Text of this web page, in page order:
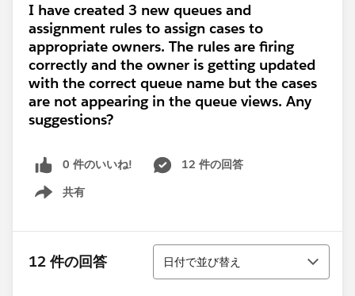
I have created 3 new queues and
assignment rules to assign cases to
appropriate owners. The rules are firing
correctly and the owner is getting updated
with the correct queue name but the cases
are not appearing in the queue views. Any
suggestions?
0 件のいいね!
12 件の回答
共有
Show menu
12 件の回答
並び替え
日付で並び替え